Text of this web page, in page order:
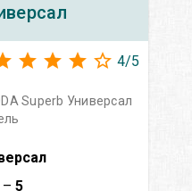
4/5
Superb Универсал
– 5